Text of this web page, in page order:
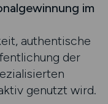
im
authentische
der
genutzt wird.